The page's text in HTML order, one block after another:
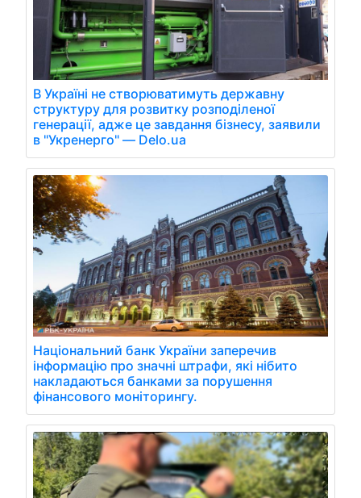
В Україні не створюватимуть державну
структуру для розвитку розподіленої
генерації, адже це завдання бізнесу, заявили
в "Укренерго" — Delo.ua
Національний банк України заперечив
інформацію про значні штрафи, які нібито
накладаються банками за порушення
фінансового моніторингу.